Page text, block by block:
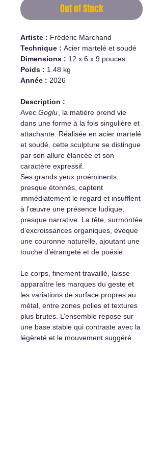
Out of Stock
Artiste : Frédéric Marchand
Technique : Acier martelé et soudé
Dimensions : 12 x 6 x 9 pouces
Poids : 1.48 kg
Année : 2026
Description :
Avec Goglu , la matière prend vie
dans une forme à la fois singulière et
attachante. Réalisée en acier martelé
et soudé, cette sculpture se distingue
par son allure élancée et son
caractère expressif.
Ses grands yeux proéminents,
presque étonnés, captent
immédiatement le regard et insufflent
à l’œuvre une présence ludique,
presque narrative. La tête, surmontée
d’excroissances organiques, évoque
une couronne naturelle, ajoutant une
touche d’étrangeté et de poésie.
Le corps, finement travaillé, laisse
apparaître les marques du geste et
les variations de surface propres au
métal, entre zones polies et textures
plus brutes. L’ensemble repose sur
une base stable qui contraste avec la
légèreté et le mouvement suggéré